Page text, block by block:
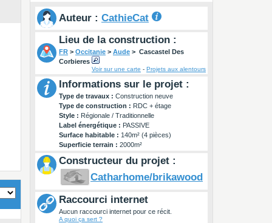
Auteur : CathieCat
Lieu de la construction :
FR > Occitanie > Aude > Cascastel Des
Corbieres
Voir sur une carte - Projets aux alentours
Informations sur le projet :
Type de travaux : Construction neuve
Type de construction : RDC + étage
Style : Régionale / Traditionnelle
Label énergétique : PASSIVE
Surface habitable : 140m² (4 pièces)
Superficie terrain : 2000m²
Constructeur du projet :
Catharhome/brikawood
Raccourci internet
Aucun raccourci internet pour ce récit.
A quoi ça sert ?